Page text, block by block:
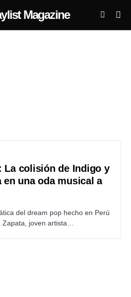
La colisión de Indigo y
en una oda musical a
del dream pop hecho en Perú
joven artista…